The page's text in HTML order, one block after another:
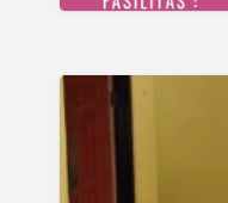
Kost
Pria/Wanita/Family
daerah
Sidoarjo